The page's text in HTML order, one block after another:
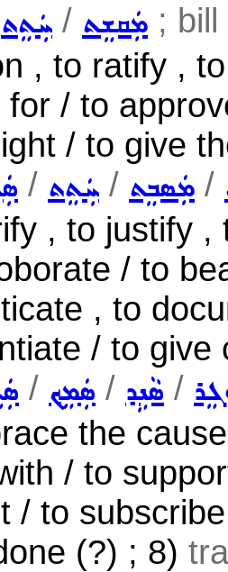
ܚܲܬܸܬ / ܡܲܩܫܸܬ ;
, to ratify ,
for / to
/ to give
/ ܚܲܬܸܬ / ܡܲܣܒܸܬ /
, to justify
/ to
, to
/ to
/ ܣܲܡܸܟ݂ / ܣܵܢܹܕ /
the
/ to
/ to
(?) ; 8)